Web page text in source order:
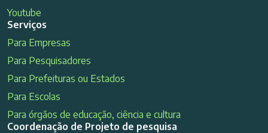
Youtube
Serviços
Para Empresas
Para Pesquisadores
Para Prefeituras ou Estados
Para Escolas
Para órgãos de educação, ciência e cultura
Coordenação de Projeto de pesquisa